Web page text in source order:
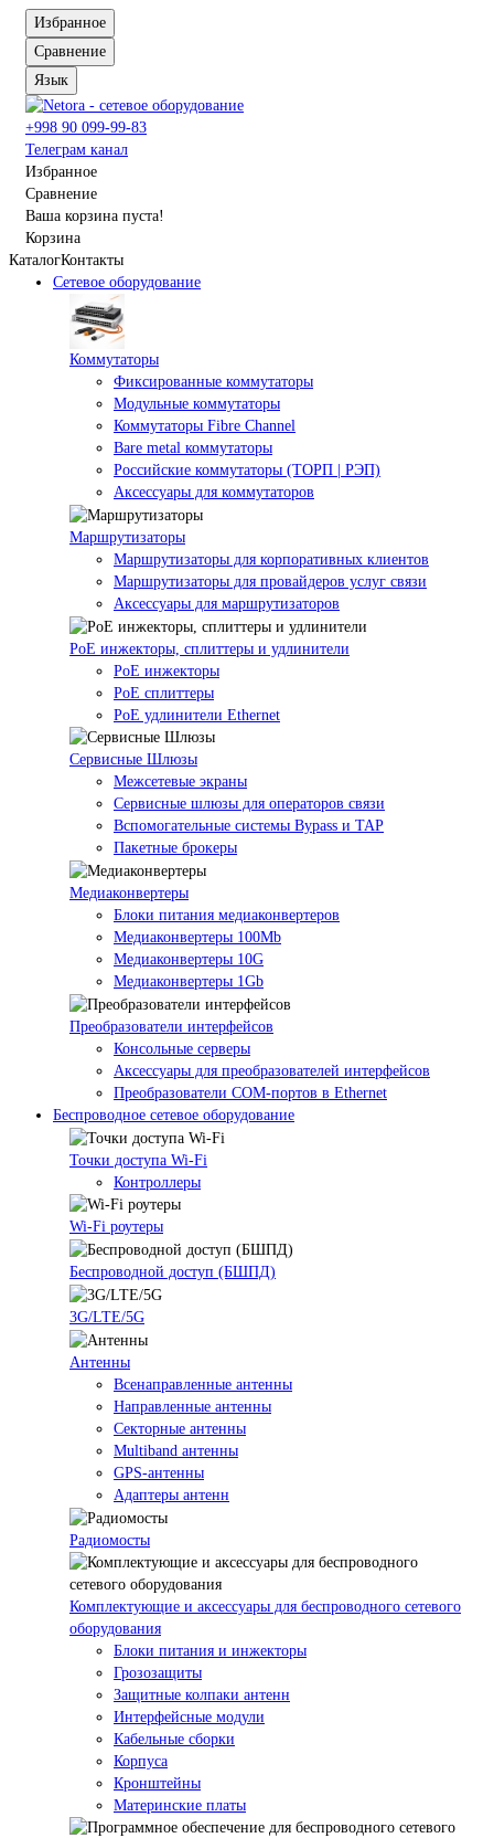
Избранное
Сравнение
Язык
+998 90 099-99-83
Телеграм канал
Избранное
Сравнение
Ваша корзина пуста!
Корзина
КаталогКонтакты
Сетевое оборудование
Коммутаторы
Фиксированные коммутаторы
Модульные коммутаторы
Коммутаторы Fibre Channel
Bare metal коммутаторы
Российские коммутаторы (ТОРП | РЭП)
Аксессуары для коммутаторов
Маршрутизаторы
Маршрутизаторы для корпоративных клиентов
Маршрутизаторы для провайдеров услуг связи
Аксессуары для маршрутизаторов
PoE инжекторы, сплиттеры и удлинители
PoE инжекторы
PoE сплиттеры
PoE удлинители Ethernet
Сервисные Шлюзы
Межсетевые экраны
Сервисные шлюзы для операторов связи
Вспомогательные системы Bypass и TAP
Пакетные брокеры
Медиаконвертеры
Блоки питания медиаконвертеров
Медиаконвертеры 100Mb
Медиаконвертеры 10G
Медиаконвертеры 1Gb
Преобразователи интерфейсов
Консольные серверы
Аксессуары для преобразователей интерфейсов
Преобразователи COM-портов в Ethernet
Беспроводное сетевое оборудование
Точки доступа Wi-Fi
Контроллеры
Wi-Fi роутеры
Беспроводной доступ (БШПД)
3G/LTE/5G
Антенны
Всенаправленные антенны
Направленные антенны
Секторные антенны
Multiband антенны
GPS-антенны
Адаптеры антенн
Радиомосты
Комплектующие и аксессуары для беспроводного сетевого
оборудования
Блоки питания и инжекторы
Грозозащиты
Защитные колпаки антенн
Интерфейсные модули
Кабельные сборки
Корпуса
Кронштейны
Материнские платы